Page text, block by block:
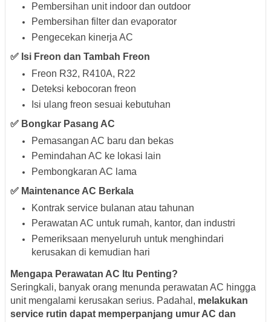
Pembersihan unit indoor dan outdoor
Pembersihan filter dan evaporator
Pengecekan kinerja AC
✅ Isi Freon dan Tambah Freon
Freon R32, R410A, R22
Deteksi kebocoran freon
Isi ulang freon sesuai kebutuhan
✅ Bongkar Pasang AC
Pemasangan AC baru dan bekas
Pemindahan AC ke lokasi lain
Pembongkaran AC lama
✅ Maintenance AC Berkala
Kontrak service bulanan atau tahunan
Perawatan AC untuk rumah, kantor, dan industri
Pemeriksaan menyeluruh untuk menghindari
kerusakan di kemudian hari
Mengapa Perawatan AC Itu Penting?
Seringkali, banyak orang menunda perawatan AC hingga
unit mengalami kerusakan serius. Padahal, melakukan
service rutin dapat memperpanjang umur AC dan